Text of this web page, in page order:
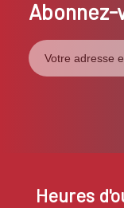
Heures